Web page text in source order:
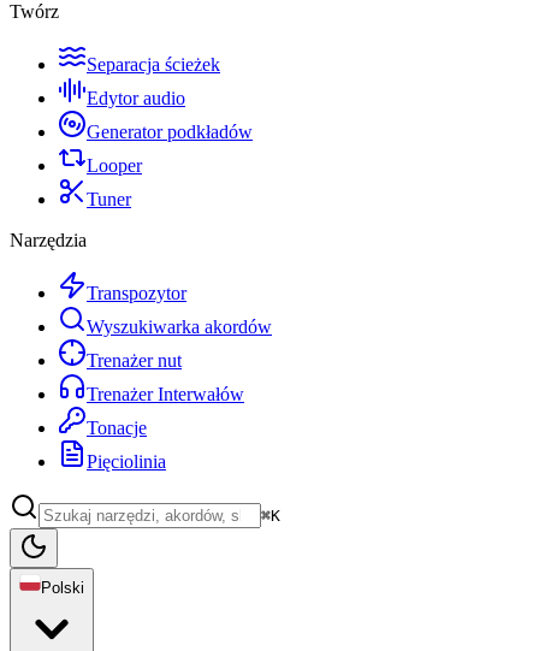
Twórz
Separacja ścieżek
Edytor audio
Generator podkładów
Looper
Tuner
Narzędzia
Transpozytor
Wyszukiwarka akordów
Trenażer nut
Trenażer Interwałów
Tonacje
Pięciolinia
⌘K
Polski